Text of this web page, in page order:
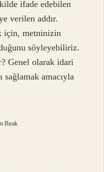
ifade edebilen
verilen addır.
için, metninizin
söyleyebiliriz.
Genel olarak idari
sağlamak amacıyla
Bırak